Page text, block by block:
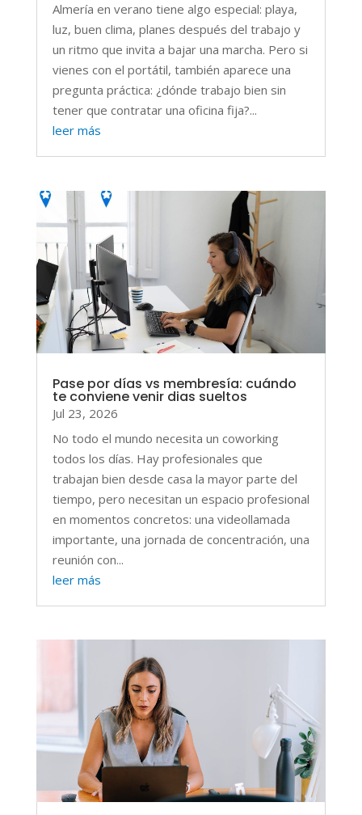
Almería en verano tiene algo especial: playa,
luz, buen clima, planes después del trabajo y
un ritmo que invita a bajar una marcha. Pero si
vienes con el portátil, también aparece una
pregunta práctica: ¿dónde trabajo bien sin
tener que contratar una oficina fija?...
leer más
Pase por días vs membresía: cuándo
te conviene venir dias sueltos
Jul 23, 2026
No todo el mundo necesita un coworking
todos los días. Hay profesionales que
trabajan bien desde casa la mayor parte del
tiempo, pero necesitan un espacio profesional
en momentos concretos: una videollamada
importante, una jornada de concentración, una
reunión con...
leer más